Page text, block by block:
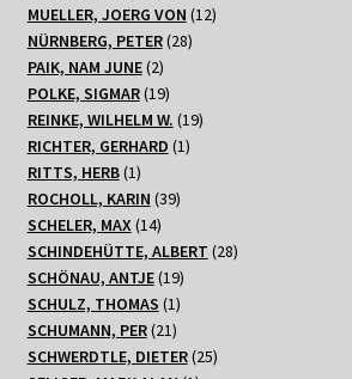
Produkte
MUELLER, JOERG VON 1212
NÜRNBERG, PETER 2828
PAIK, NAM JUNE 22
Produkte
POLKE, SIGMAR 1919
Produkte
REINKE, WILHELM W. 1919
RICHTER, GERHARD 11
RITTS, HERB 11
Produkt
ROCHOLL, KARIN 3939
SCHELER, MAX 1414
Produkte
SCHINDEHÜTTE, ALBERT 2828
SCHÖNAU, ANTJE 1919
Produkte
SCHULZ, THOMAS 11
Produkt
SCHUMANN, PER 2121
Produkte
SCHWERDTLE, DIETER 2525